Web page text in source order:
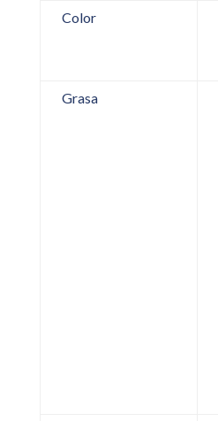
Color
Grasa